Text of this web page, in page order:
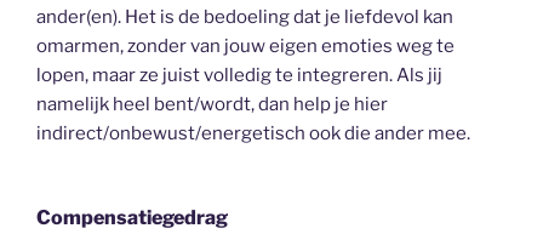
ander(en). Het is de bedoeling dat je liefdevol kan
omarmen, zonder van jouw eigen emoties weg te
lopen, maar ze juist volledig te integreren. Als jij
namelijk heel bent/wordt, dan help je hier
indirect/onbewust/energetisch ook die ander mee.
Compensatiegedrag